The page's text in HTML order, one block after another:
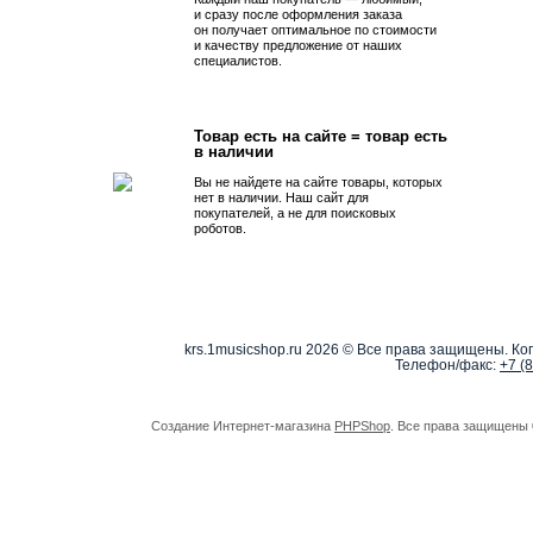
и сразу после оформления заказа
он получает оптимальное по стоимости
и качеству предложение от наших
специалистов.
Товар есть на сайте = товар есть
в наличии
Вы не найдете на сайте товары, которых
нет в наличии. Наш сайт для
покупателей, а не для поисковых
роботов.
krs.1musicshop.ru 2026 © Все права защищены.
Телефон/факс: +7
Создание Интернет-магазина PHPShop . Все права защищены